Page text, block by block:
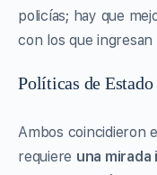
policías; hay que
con los que
Políticas de
Ambos coincidieron
requiere una